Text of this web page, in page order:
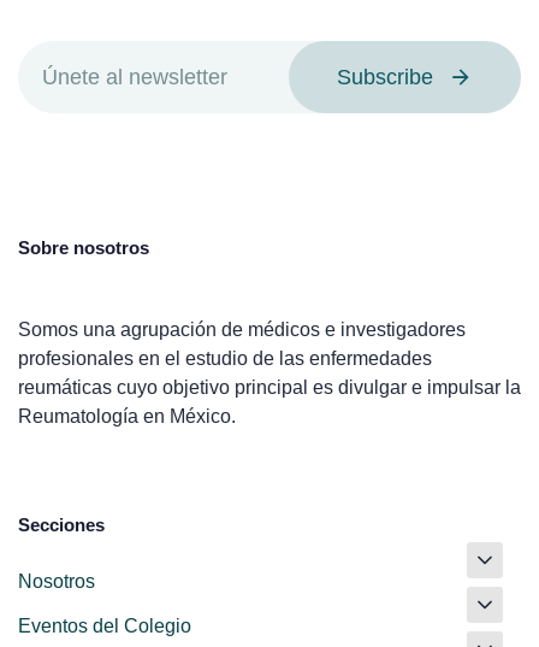
Subscribe
Sobre nosotros
Somos una agrupación de médicos e investigadores
profesionales en el estudio de las enfermedades
reumáticas cuyo objetivo principal es divulgar e impulsar la
Reumatología en México.
Secciones
Nosotros
Eventos del Colegio